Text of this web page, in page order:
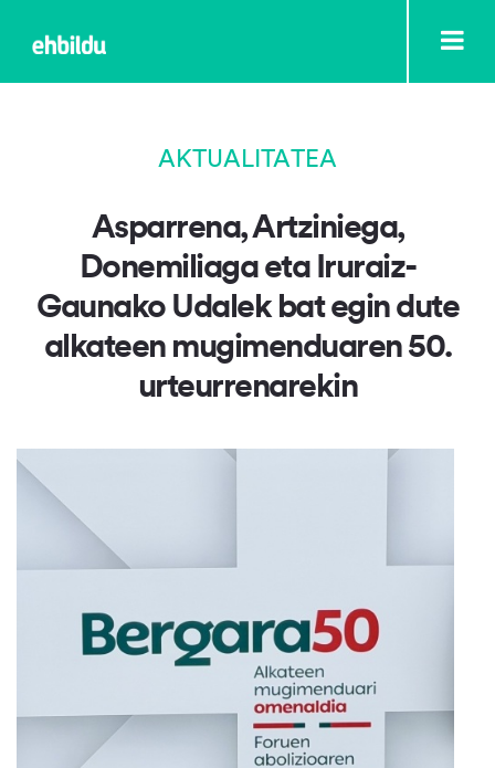
AKTUALITATEA
Asparrena, Artziniega,
Donemiliaga eta Iruraiz-
Gaunako Udalek bat egin dute
alkateen mugimenduaren 50.
urteurrenarekin